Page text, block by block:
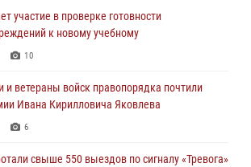
участие в проверке готовности
к новому учебному
10
ветераны войск правопорядка почтили
Ивана Кирилловича Яковлева
6
свыше 550 выездов по сигналу «Тревога»